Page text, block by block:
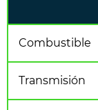
Combustible
Transmisión